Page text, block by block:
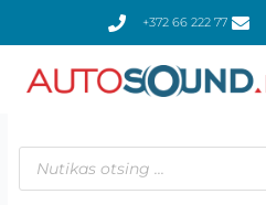
+372 66 222 77
Поиск
товаров